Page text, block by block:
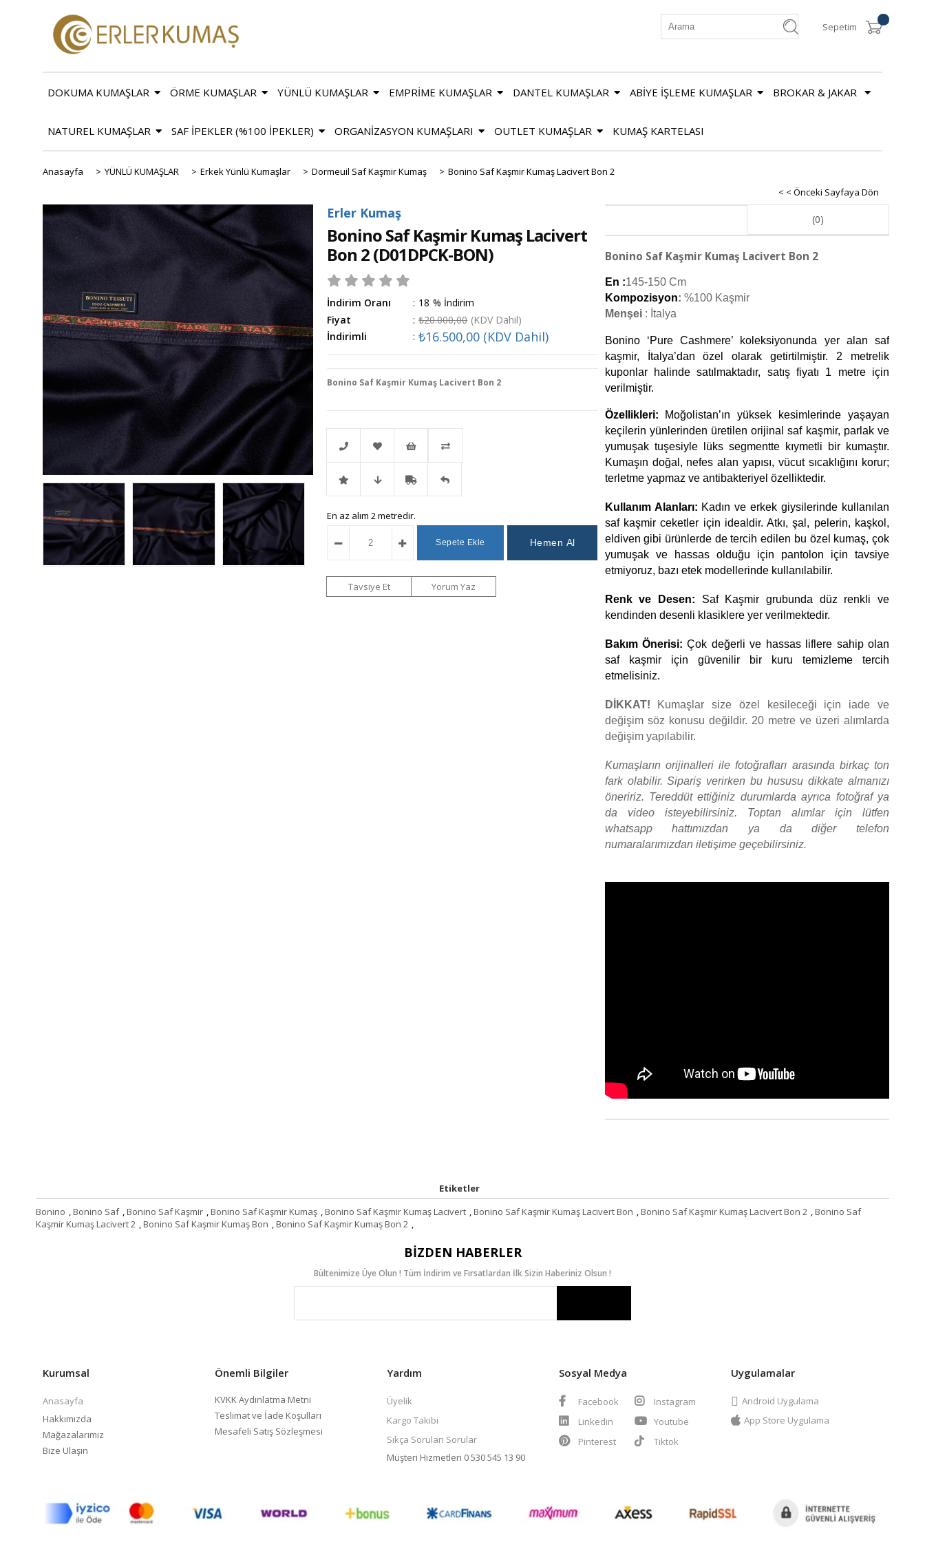
Sepetim
DOKUMA KUMAŞLAR ÖRME KUMAŞLAR YÜNLÜ KUMAŞLAR EMPRİME KUMAŞLAR DANTEL KUMAŞLAR ABİYE İŞLEME KUMAŞLAR BROKAR & JAKAR
NATUREL KUMAŞLAR SAF İPEKLER (%100 İPEKLER) ORGANİZASYON KUMAŞLARI OUTLET KUMAŞLAR KUMAŞ KARTELASI
Anasayfa > YÜNLÜ KUMAŞLAR > Erkek Yünlü Kumaşlar > Dormeuil Saf Kaşmir Kumaş > Bonino Saf Kaşmir Kumaş Lacivert Bon 2
< < Önceki Sayfaya Dön
Erler Kumaş
Bonino Saf Kaşmir Kumaş Lacivert
Bon 2(D01DPCK-BON)
İndirim Oranı : %
18
İndirim
Fiyat
: ₺20.000,00 (KDV Dahil)
İndirimli
: ₺16.500,00 (KDV Dahil)
Bonino Saf Kaşmir Kumaş Lacivert Bon 2
Telefonla
Sipariş
Favorilere
Ekle
İstek
Listeme
Ekle
Karşılaştır
İndirimli Fiyat
Düşünce
Haber
Kargo
Bedava Haber
Ver
En az alım 2 metredir.
Tavsiye Et Yorum Yaz
(0)
Bonino Saf Kaşmir Kumaş Lacivert Bon 2
En :145-150 Cm
Kompozisyon: %100 Kaşmir
Menşei : İtalya
Bonino ‘Pure Cashmere’ koleksiyonunda yer alan saf
kaşmir, İtalya’dan özel olarak getirtilmiştir. 2 metrelik
kuponlar halinde satılmaktadır, satış fiyatı 1 metre için
verilmiştir.
Özellikleri: Moğolistan’ın yüksek kesimlerinde yaşayan
keçilerin yünlerinden üretilen orijinal saf kaşmir, parlak ve
yumuşak tuşesiyle lüks segmentte kıymetli bir kumaştır.
Kumaşın doğal, nefes alan yapısı, vücut sıcaklığını korur;
terletme yapmaz ve antibakteriyel özelliktedir.
Kullanım Alanları: Kadın ve erkek giysilerinde kullanılan
saf kaşmir ceketler için idealdir. Atkı, şal, pelerin, kaşkol,
eldiven gibi ürünlerde de tercih edilen bu özel kumaş, çok
yumuşak ve hassas olduğu için pantolon için tavsiye
etmiyoruz, bazı etek modellerinde kullanılabilir.
Renk ve Desen: Saf Kaşmir grubunda düz renkli ve
kendinden desenli klasiklere yer verilmektedir.
Bakım Önerisi: Çok değerli ve hassas liflere sahip olan
saf kaşmir için güvenilir bir kuru temizleme tercih
etmelisiniz.
DİKKAT! Kumaşlar size özel kesileceği için iade ve
değişim söz konusu değildir. 20 metre ve üzeri alımlarda
değişim yapılabilir.
Kumaşların orijinalleri ile fotoğrafları arasında birkaç ton
fark olabilir. Sipariş verirken bu hususu dikkate almanızı
öneririz. Tereddüt ettiğiniz durumlarda ayrıca fotoğraf ya
da video isteyebilirsiniz. Toptan alımlar için lütfen
whatsapp hattımızdan ya da diğer telefon
numaralarımızdan iletişime geçebilirsiniz.
Etiketler
Bonino ,Bonino Saf ,Bonino Saf Kaşmir ,Bonino Saf Kaşmir Kumaş ,Bonino Saf Kaşmir Kumaş Lacivert ,Bonino Saf Kaşmir Kumaş Lacivert Bon ,Bonino Saf Kaşmir Kumaş Lacivert Bon 2 ,Bonino Saf
Kaşmir Kumaş Lacivert 2 ,Bonino Saf Kaşmir Kumaş Bon ,Bonino Saf Kaşmir Kumaş Bon 2 ,
BIZDEN HABERLER
Bültenimize Üye Olun ! Tüm İndirim ve Fırsatlardan İlk Sizin Haberiniz Olsun !
Kurumsal
Anasayfa
Hakkımızda
Mağazalarımız
Bize Ulaşın
Önemli Bilgiler
KVKK Aydınlatma Metni
Teslimat ve İade Koşulları
Mesafeli Satış Sözleşmesi
Yardım
Üyelik
Kargo Takibi
Sıkça Sorulan Sorular
Müşteri Hizmetleri 0 530 545 13 90
Sosyal Medya
Facebook
Instagram
Linkedin
Youtube
Pinterest
Tiktok
Uygulamalar
Android Uygulama
App Store Uygulama